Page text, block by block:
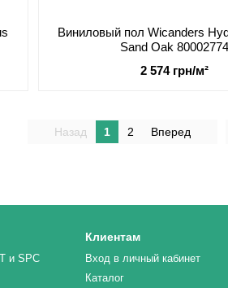
Виниловый пол Wicanders
Sand Oak 80002774
2 574 грн/м²
Назад 1 2 Вперед
и SPC
Клиентам
Вход в личный кабинет
Каталог